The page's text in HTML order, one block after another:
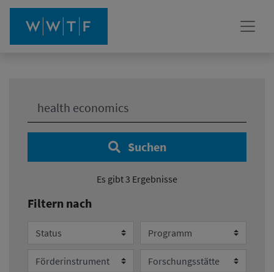
Suchen
Es gibt 3 Ergebnisse
Filtern nach
Status Programm
Förderinstrument Forschungsstätte